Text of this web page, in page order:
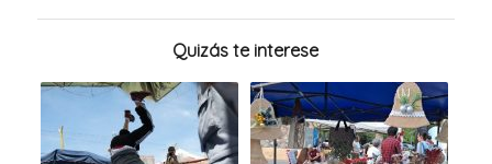
Quizás te interese